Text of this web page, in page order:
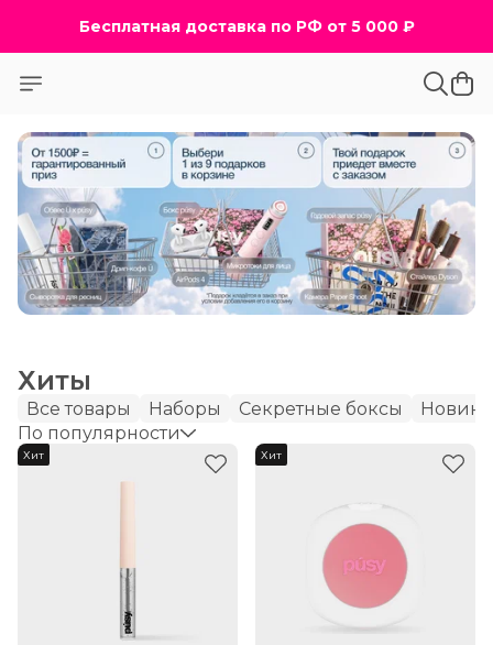
Бесплатная доставка по РФ от 5 000 ₽
Хиты
Все товары Наборы Секретные боксы
По популярности
Хит Хит